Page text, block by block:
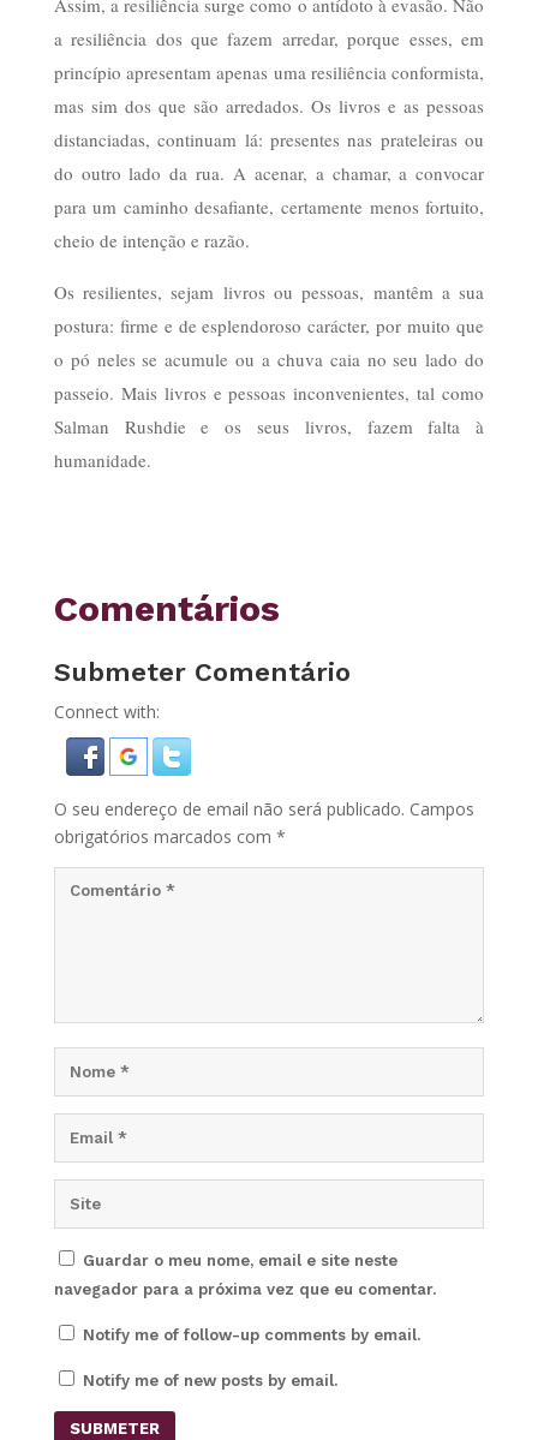
Assim, a resiliência surge como o antídoto à evasão. Não
a resiliência dos que fazem arredar, porque esses, em
princípio apresentam apenas uma resiliência conformista,
mas sim dos que são arredados. Os livros e as pessoas
distanciadas, continuam lá: presentes nas prateleiras ou
do outro lado da rua. A acenar, a chamar, a convocar
para um caminho desafiante, certamente menos fortuito,
cheio de intenção e razão.
Os resilientes, sejam livros ou pessoas, mantêm a sua
postura: firme e de esplendoroso carácter, por muito que
o pó neles se acumule ou a chuva caia no seu lado do
passeio. Mais livros e pessoas inconvenientes, tal como
Salman Rushdie e os seus livros, fazem falta à
humanidade.
Comentários
Submeter Comentário
Connect with:
O seu endereço de email não será publicado. Campos
obrigatórios marcados com *
Guardar o meu nome, email e site neste
navegador para a próxima vez que eu comentar.
Notify me of follow-up comments by email.
Notify me of new posts by email.
SUBMETER